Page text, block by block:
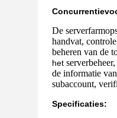
De
handvat,
beheren van de
het
de informatie
subaccount,
Specificaties: